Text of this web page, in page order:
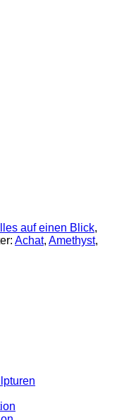
auf einen Blick,
Achat, Amethyst,